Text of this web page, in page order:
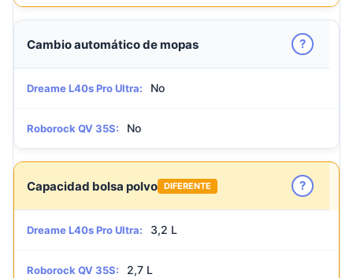
Cambio automático de mopas ?
Dreame L40s Pro Ultra: No
Roborock QV 35S: No
Capacidad bolsa polvo DIFERENTE ?
Dreame L40s Pro Ultra: 3,2 L
Roborock QV 35S: 2,7 L